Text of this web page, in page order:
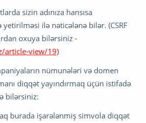
sizin adınıza hansısa
ilə nəticələnə bilər. (CSRF
oxuya bilərsiniz -
article-view/19)
nümunələri və domen
diqqət yayındırmaq üçün istifadə
bilərsiniz:
burada işarələnmiş simvola diqqət